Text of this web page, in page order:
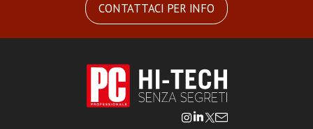
CONTATTACI PER INFO